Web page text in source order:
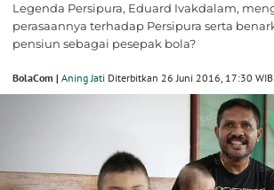
Legenda Persipura, Eduard Ivakdalam,
perasaannya terhadap Persipura serta
pensiun sebagai pesepak bola?
BolaCom | Aning Jati Diterbitkan 26 Juni 2016, 17:30 WIB